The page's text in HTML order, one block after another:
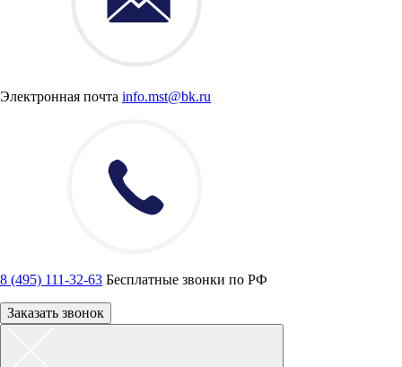
Электронная почта info.mst@bk.ru
8 (495) 111-32-63 Бесплатные звонки по РФ
Заказать звонок